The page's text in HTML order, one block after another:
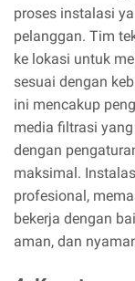
proses instalasi
pelanggan. Tim
ke lokasi untuk
sesuai dengan
ini mencakup
media filtrasi
dengan
maksimal.
profesional,
bekerja dengan
aman, dan